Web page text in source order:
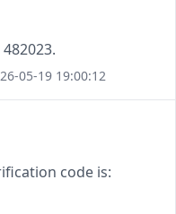
05-19 19:00:12
code is: